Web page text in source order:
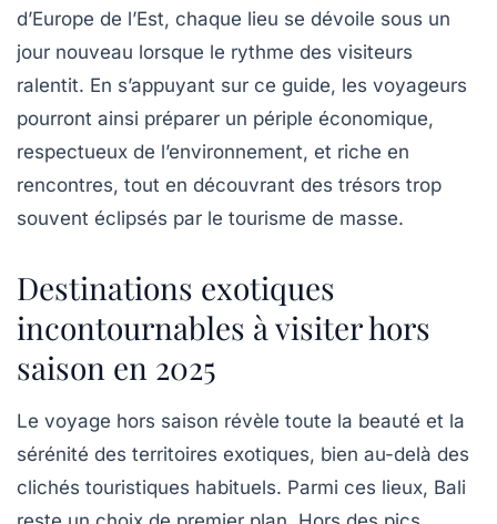
d’Europe de l’Est, chaque lieu se dévoile sous un
jour nouveau lorsque le rythme des visiteurs
ralentit. En s’appuyant sur ce guide, les voyageurs
pourront ainsi préparer un périple économique,
respectueux de l’environnement, et riche en
rencontres, tout en découvrant des trésors trop
souvent éclipsés par le tourisme de masse.
Destinations exotiques
incontournables à visiter hors
saison en 2025
Le voyage hors saison révèle toute la beauté et la
sérénité des territoires exotiques, bien au-delà des
clichés touristiques habituels. Parmi ces lieux, Bali